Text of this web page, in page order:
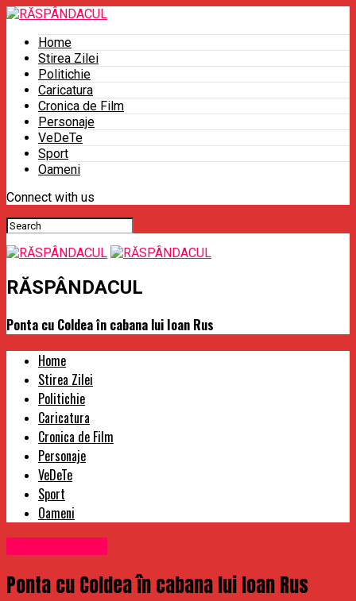
Home
Stirea Zilei
Politichie
Caricatura
Cronica de Film
Personaje
VeDeTe
Sport
Oameni
Connect with us
RĂSPÂNDACUL
Ponta cu Coldea în cabana lui Ioan Rus
Home
Stirea Zilei
Politichie
Caricatura
Cronica de Film
Personaje
VeDeTe
Sport
Oameni
Ponta cu Coldea în cabana lui Ioan Rus